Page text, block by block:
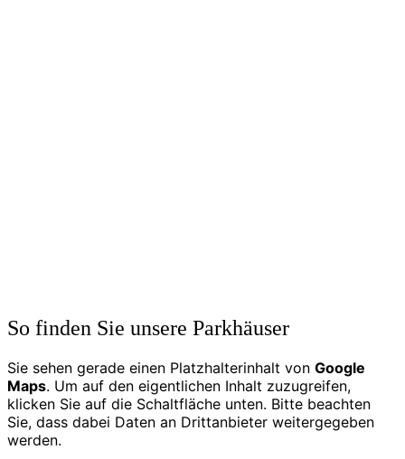
So finden Sie unsere Parkhäuser
Sie sehen gerade einen Platzhalterinhalt von Google
Maps. Um auf den eigentlichen Inhalt zuzugreifen,
klicken Sie auf die Schaltfläche unten. Bitte beachten
Sie, dass dabei Daten an Drittanbieter weitergegeben
werden.